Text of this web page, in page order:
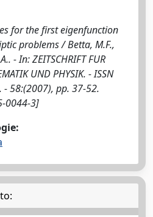
for the first eigenfunction
problems / Betta, M.F.,
- In: ZEITSCHRIFT FUR
UND PHYSIK. - ISSN
- 58:(2007), pp. 37-52.
0044-3]